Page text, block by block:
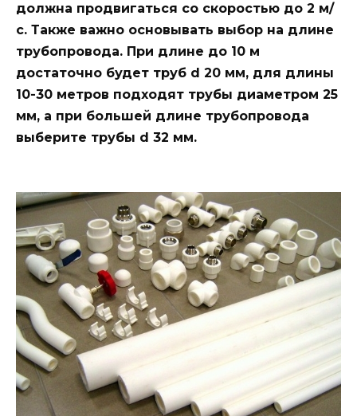
должна продвигаться со скоростью до 2 м/
с. Также важно основывать выбор на длине
трубопровода. При длине до 10 м
достаточно будет труб d 20 мм, для длины
10-30 метров подходят трубы диаметром 25
мм, а при большей длине трубопровода
выберите трубы d 32 мм.